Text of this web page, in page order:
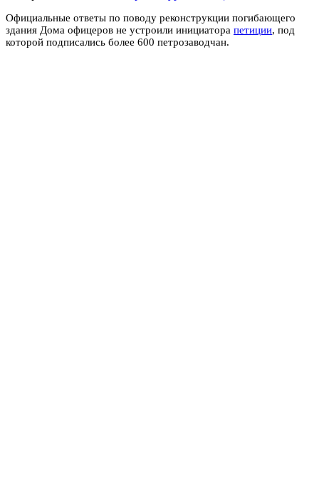
Официальные ответы по поводу реконструкции погибающего
здания Дома офицеров не устроили инициатора петиции, под
которой подписались более 600 петрозаводчан.